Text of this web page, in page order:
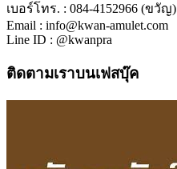
เบอร์โทร. : 084-4152966 (ขวัญ)
Email : info@kwan-amulet.com
Line ID : @kwanpra
ติดตามเราบนเฟสบุ๊ค